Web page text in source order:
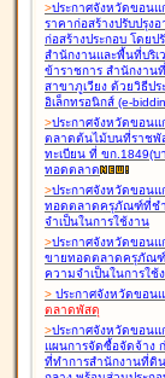
>ประกาศจังหวัดขอนแ
ราคาก่อสร้างปรับปรุง
ก่อสร้างประกอบ โดยป
สำนักงานและพื้นที่บริ
ข้าราชการ สำนักงา
สาขาภูเวียง ด้วยวิธีปร
อิเล็กทรอนิกส์ (e-
>ประกาศจังหวัดขอนแ
ตลาดต้นไม้บนที่ราชพั
ทะเบียน ที่ ขก.1849(บ
ทอดตลาด
>ประกาศจังหวัดขอนแ
ทอดตลาดครุภัณฑ์ที่ช
จำเป็นในการใช้งาน
>ประกาศจังหวัดขอนแ
ขายทอดตลาดครุภัณ
ความจำเป็นในการใช้
> ประกาศจังหวัดขอนแ
ตลาดพัสดุ
>ประกาศจังหวัดขอนแ
แผนการจัดซื้อจัดจ้าง
ที่ทำการสำนักงานที่ดิ